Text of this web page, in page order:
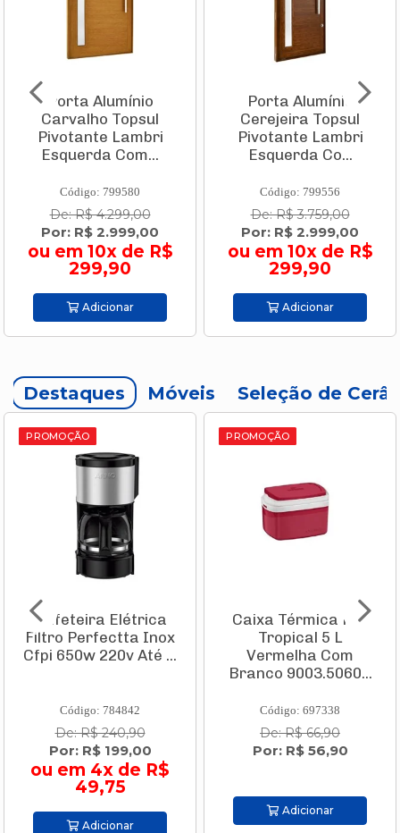
Porta Alumínio
Carvalho Topsul
Pivotante Lambri
Esquerda Com...
Código: 799580
De: R$ 4.299,00
Por: R$ 2.999,00
ou em 10x de R$
299,90
Adicionar
Porta Alumínio
Cerejeira Topsul
Pivotante Lambri
Esquerda Co...
Código: 799556
De: R$ 3.759,00
Por: R$ 2.999,00
ou em 10x de R$
299,90
Adicionar
Destaques Móveis Seleção de
PROMOÇÃO
Cafeteira Elétrica
Filtro Perfectta Inox
Cfpi 650w 220v Até ...
Código: 784842
De: R$ 240,90
Por: R$ 199,00
ou em 4x de R$
49,75
Adicionar
PROMOÇÃO
Caixa Térmica Pvc
Tropical 5 L
Vermelha Com
Branco 9003.5060...
Código: 697338
De: R$ 66,90
Por: R$ 56,90
Adicionar